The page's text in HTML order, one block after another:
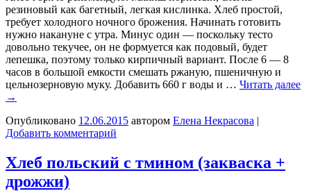
резиновый как багетный, легкая кислинка. Хлеб простой,
требует холодного ночного брожения. Начинать готовить
нужно накануне с утра. Минус один — поскольку тесто
довольно текучее, он не формуется как подовый, будет
лепешка, поэтому только кирпичный вариант. После 6 — 8
часов в большой емкости смешать ржаную, пшеничную и
цельнозерновую муку. Добавить 660 г воды и … Читать далее
→
Опубликовано 12.06.2015 автором Елена Некрасова |
Добавить комментарий
Хлеб польский с тмином (закваска +
дрожжи)